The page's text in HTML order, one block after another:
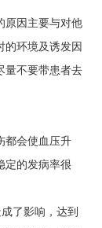
原因主要与对他
的环境及诱发因
量不要带患者去
都会使血压升
定的发病率很
了影响，达到